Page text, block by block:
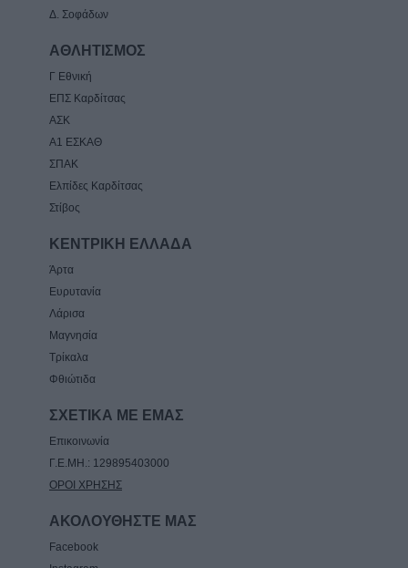
Δ. Σοφάδων
ΑΘΛΗΤΙΣΜΟΣ
Γ Εθνική
ΕΠΣ Καρδίτσας
ΑΣΚ
Α1 ΕΣΚΑΘ
ΣΠΑΚ
Ελπίδες Καρδίτσας
Στίβος
ΚΕΝΤΡΙΚΗ ΕΛΛΑΔΑ
Άρτα
Ευρυτανία
Λάρισα
Μαγνησία
Τρίκαλα
Φθιώτιδα
ΣΧΕΤΙΚΑ ΜΕ ΕΜΑΣ
Επικοινωνία
Γ.Ε.ΜΗ.: 129895403000
ΟΡΟΙ ΧΡΗΣΗΣ
ΑΚΟΛΟΥΘΗΣΤΕ ΜΑΣ
Facebook